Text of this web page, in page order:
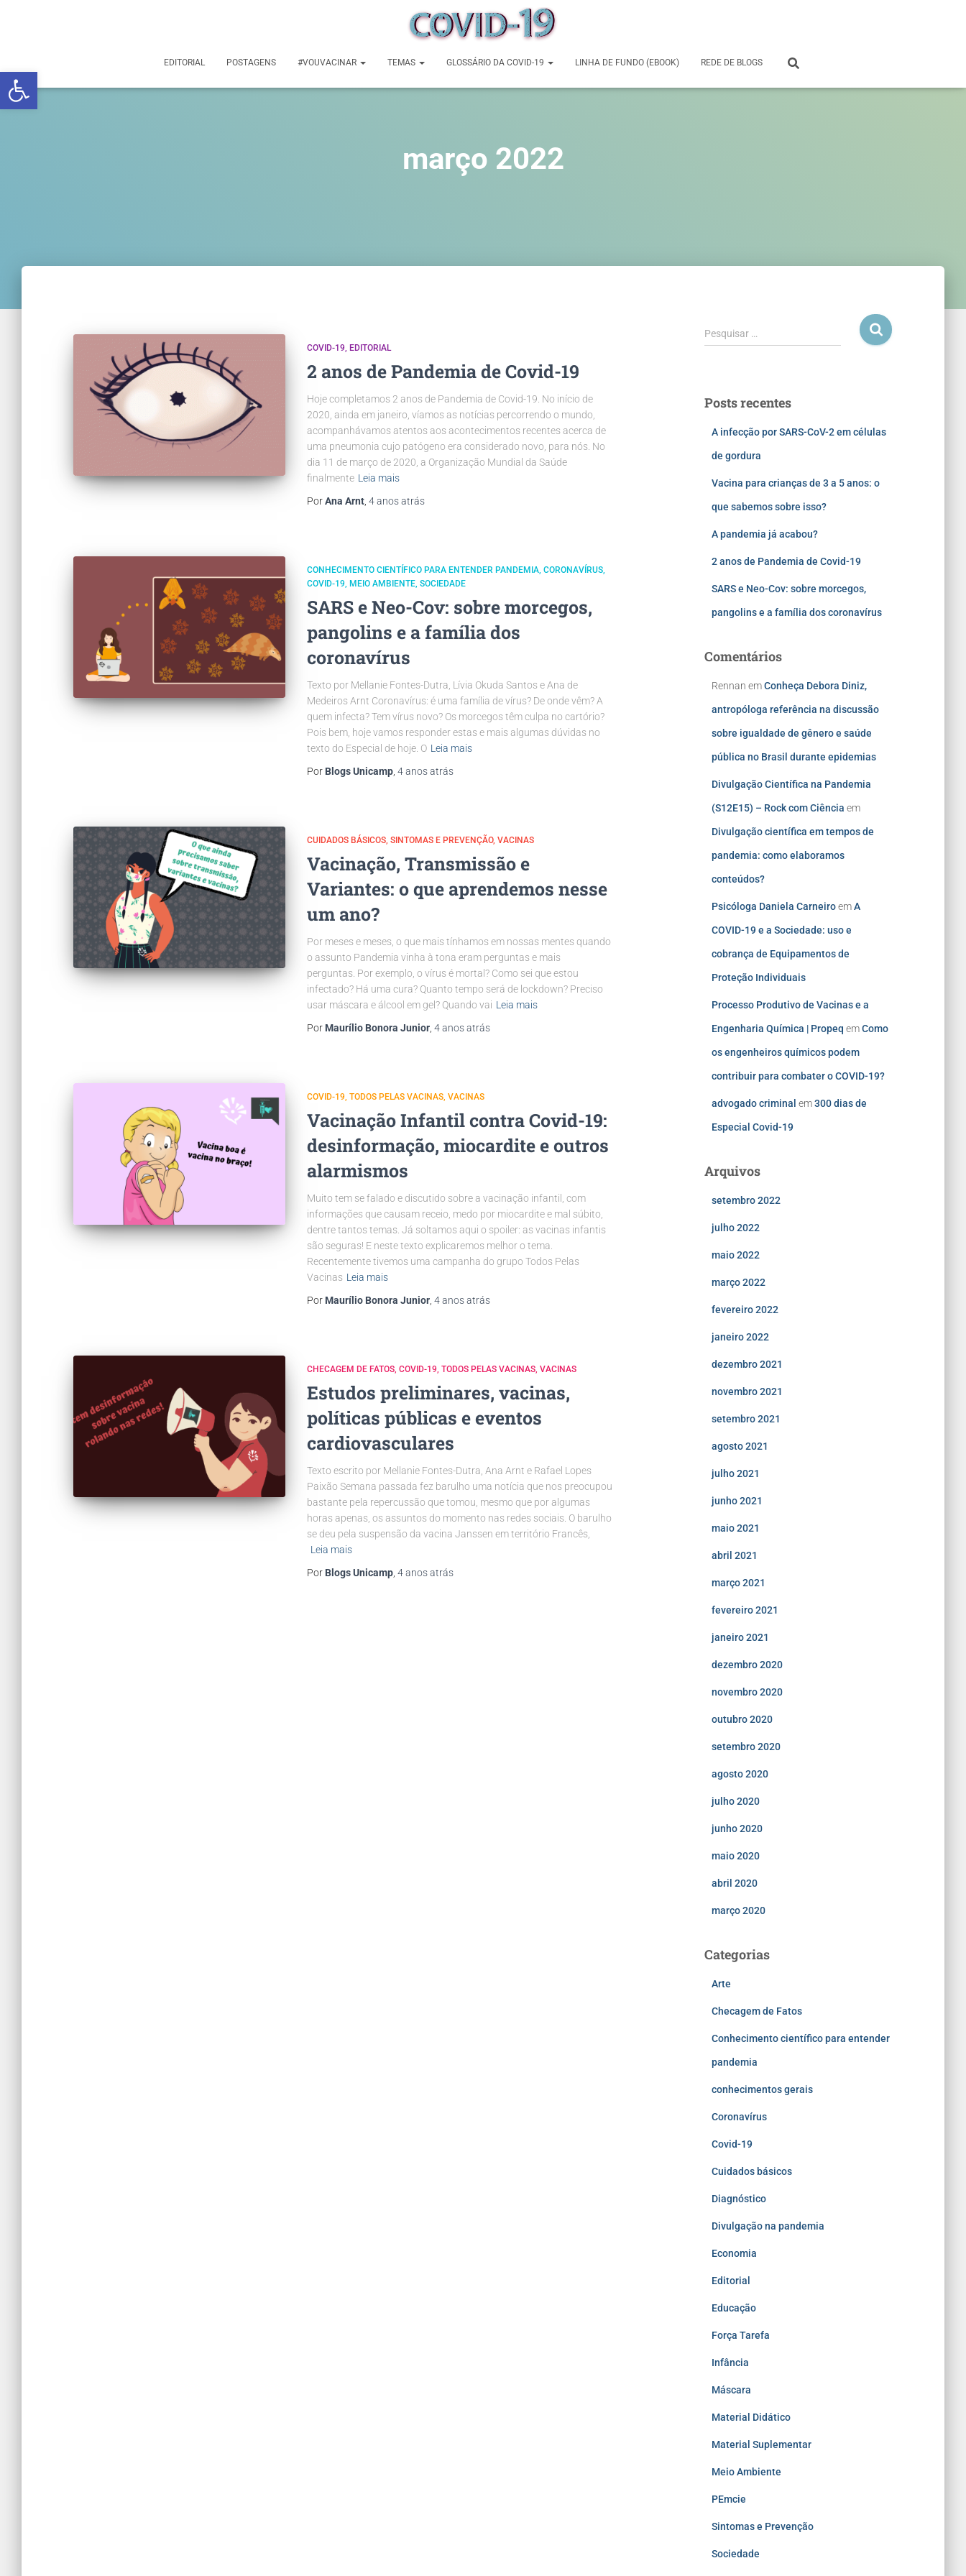
Abrir a barra de ferramentas
EDITORIAL POSTAGENS #VOUVACINAR TEMAS GLOSSÁRIO DA COVID-19 LINHA DE FUNDO (EBOOK) REDE DE BLOGS
março 2022
COVID-19 EDITORIAL
2 anos de Pandemia de Covid-19
Hoje completamos 2 anos de Pandemia de Covid-19. No início de
2020, ainda em janeiro, víamos as notícias percorrendo o mundo,
acompanhávamos atentos aos acontecimentos recentes acerca de
uma pneumonia cujo patógeno era considerado novo, para nós. No
dia 11 de março de 2020, a Organização Mundial da Saúde
finalmente Leia mais
PorAna Arnt 4 anosatrás
CONHECIMENTO CIENTÍFICO PARA ENTENDER PANDEMIA CORONAVÍRUS
COVID-19 MEIO AMBIENTE SOCIEDADE
SARS e Neo-Cov: sobre morcegos,
pangolins e a família dos
coronavírus
Texto por Mellanie Fontes-Dutra, Lívia Okuda Santos e Ana de
Medeiros Arnt Coronavírus: é uma família de vírus? De onde vêm? A
quem infecta? Tem vírus novo? Os morcegos têm culpa no cartório?
Pois bem, hoje vamos responder estas e mais algumas dúvidas no
texto do Especial de hoje. O Leia mais
Por Blogs Unicamp 4 anosatrás
CUIDADOS BÁSICOS SINTOMAS E PREVENÇÃO VACINAS
Vacinação, Transmissão e
Variantes: o que aprendemos nesse
um ano?
Por meses e meses, o que mais tínhamos em nossas mentes quando
o assunto Pandemia vinha à tona eram perguntas e mais
perguntas. Por exemplo, o vírus é mortal? Como sei que estou
infectado? Há uma cura? Quanto tempo será de lockdown? Preciso
usar máscara e álcool em gel? Quando vai Leia mais
Por Maurílio Bonora Junior 4 anosatrás
COVID-19 TODOS PELAS VACINAS VACINAS
Vacinação Infantil contra Covid-19:
desinformação, miocardite e outros
alarmismos
Muito tem se falado e discutido sobre a vacinação infantil, com
informações que causam receio, medo por miocardite e mal súbito,
dentre tantos temas. Já soltamos aqui o spoiler: as vacinas infantis
são seguras! E neste texto explicaremos melhor o tema.
Recentemente tivemos uma campanha do grupo Todos Pelas
Vacinas Leia mais
Por Maurílio Bonora Junior 4 anosatrás
CHECAGEM DE FATOS COVID-19 TODOS PELAS VACINAS VACINAS
Estudos preliminares, vacinas,
políticas públicas e eventos
cardiovasculares
Texto escrito por Mellanie Fontes-Dutra, Ana Arnt e Rafael Lopes
Paixão Semana passada fez barulho uma notícia que nos preocupou
bastante pela repercussão que tomou, mesmo que por algumas
horas apenas, os assuntos do momento nas redes sociais. O barulho
se deu pela suspensão da vacina Janssen em território Francês,
Leia mais
Por Blogs Unicamp 4 anosatrás
Pesquisar …
Posts recentes
A infecção por SARS-CoV-2 em células
de gordura
Vacina para crianças de 3 a 5 anos: o
que sabemos sobre isso?
A pandemia já acabou?
2 anos de Pandemia de Covid-19
SARS e Neo-Cov: sobre morcegos,
pangolins e a família dos coronavírus
Comentários
Rennan emConheça Debora Diniz,
antropóloga referência na discussão
sobre igualdade de gênero e saúde
pública no Brasil durante epidemias
Divulgação Científica na Pandemia
(S12E15) – Rock com Ciência em
Divulgação científica em tempos de
pandemia: como elaboramos
conteúdos?
Psicóloga Daniela CarneiroemA
COVID-19 e a Sociedade: uso e
cobrança de Equipamentos de
Proteção Individuais
Processo Produtivo de Vacinas e a
Engenharia Química | Propeq emComo
os engenheiros químicos podem
contribuir para combater o COVID-19?
advogado criminal em300 dias de
Especial Covid-19
Arquivos
setembro 2022
julho 2022
maio 2022
março 2022
fevereiro 2022
janeiro 2022
dezembro 2021
novembro 2021
setembro 2021
agosto 2021
julho 2021
junho 2021
maio 2021
abril 2021
março 2021
fevereiro 2021
janeiro 2021
dezembro 2020
novembro 2020
outubro 2020
setembro 2020
agosto 2020
julho 2020
junho 2020
maio 2020
abril 2020
março 2020
Categorias
Arte
Checagem de Fatos
Conhecimento científico para entender
pandemia
conhecimentos gerais
Coronavírus
Covid-19
Cuidados básicos
Diagnóstico
Divulgação na pandemia
Economia
Editorial
Educação
Força Tarefa
Infância
Máscara
Material Didático
Material Suplementar
Meio Ambiente
PEmcie
Sintomas e Prevenção
Sociedade